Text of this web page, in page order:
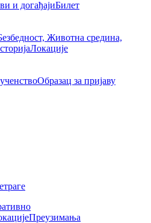
и догађајиБилет
Животна средина,
Локације
Образац за пријаву
Преузимања